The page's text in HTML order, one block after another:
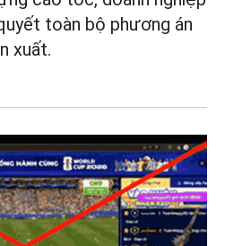
toàn bộ phương án
xuất.